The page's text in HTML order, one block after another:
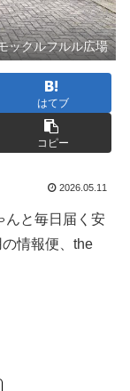
ックルフルル広場
はてブ
コピー
2026.05.11
んと毎日届く安
情報便、the